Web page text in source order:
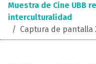
Muestra de Cine UBB
interculturalidad
/ Captura de pantalla